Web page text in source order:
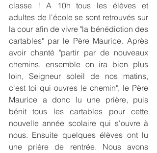
classe ! A 10h tous les élèves et
adultes de l'école se sont retrouvés sur
la cour afin de vivre "la bénédiction des
cartables" par le Père Maurice. Après
avoir chanté "partir par de nouveaux
chemins, ensemble on ira bien plus
loin, Seigneur soleil de nos matins,
c'est toi qui ouvres le chemin", le Père
Maurice a donc lu une prière, puis
bénit tous les cartables pour cette
nouvelle année scolaire qui s'ouvre à
nous. Ensuite quelques élèves ont lu
une prière de rentrée. Nous avons